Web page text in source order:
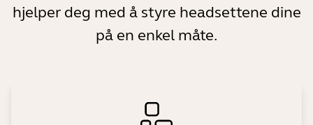
hjelper deg med å styre headsettene dine
på en enkel måte.